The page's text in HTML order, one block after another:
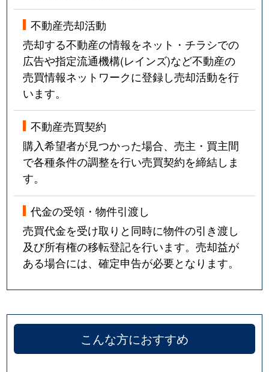
不動産売却活動
売却する不動産の情報をネット・チラシでの
広告や指定流通機構(レインズ)など不動産の
売買情報ネットワークに登録し売却活動を行
います。
不動産売買契約
購入希望者が見つかった場合、売主・買主間
で各種条件の調整を行い売買契約を締結しま
す。
代金の受領・物件引渡し
売買代金を受け取りと同時に物件の引き渡し
及び所有権の移転登記を行います。売却益が
ある場合には、確定申告が必要となります。
こんな方におすすめ